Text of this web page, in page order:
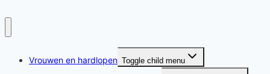
Vrouwen en hardlopen Toggle child menu